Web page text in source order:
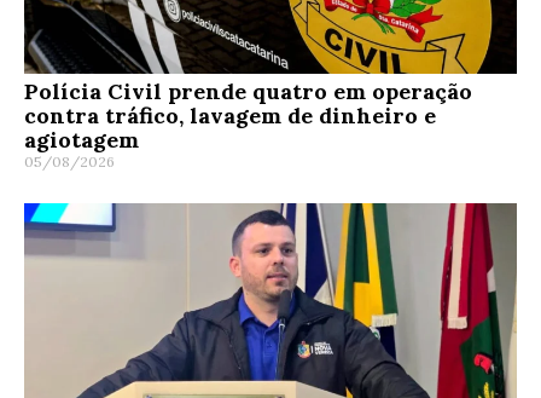
Polícia Civil prende quatro em operação
contra tráfico, lavagem de dinheiro e
agiotagem
05/08/2026